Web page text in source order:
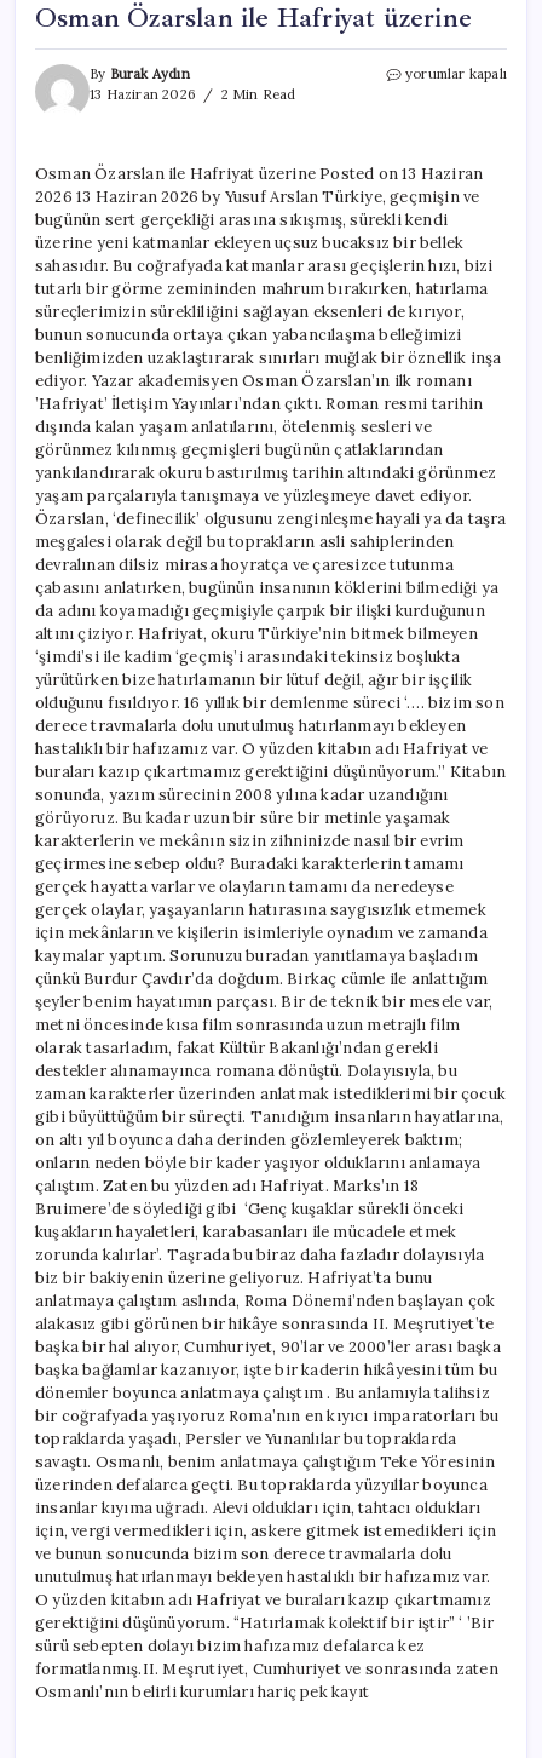
Osman Özarslan ile Hafriyat üzerine
By Burak Aydın
13 Haziran 2026
2 Min Read
Osman
için
yorumlar kapalı
Osman Özarslan ile Hafriyat üzerine Posted on 13 Haziran
2026 13 Haziran 2026 by Yusuf Arslan Türkiye, geçmişin ve
bugünün sert gerçekliği arasına sıkışmış, sürekli kendi
üzerine yeni katmanlar ekleyen uçsuz bucaksız bir bellek
sahasıdır. Bu coğrafyada katmanlar arası geçişlerin hızı, bizi
tutarlı bir görme zemininden mahrum bırakırken, hatırlama
süreçlerimizin sürekliliğini sağlayan eksenleri de kırıyor,
bunun sonucunda ortaya çıkan yabancılaşma belleğimizi
benliğimizden uzaklaştırarak sınırları muğlak bir öznellik inşa
ediyor. Yazar akademisyen Osman Özarslan’ın ilk romanı
’Hafriyat’ İletişim Yayınları’ndan çıktı. Roman resmi tarihin
dışında kalan yaşam anlatılarını, ötelenmiş sesleri ve
görünmez kılınmış geçmişleri bugünün çatlaklarından
yankılandırarak okuru bastırılmış tarihin altındaki görünmez
yaşam parçalarıyla tanışmaya ve yüzleşmeye davet ediyor.
Özarslan, ‘definecilik’ olgusunu zenginleşme hayali ya da taşra
meşgalesi olarak değil bu toprakların asli sahiplerinden
devralınan dilsiz mirasa hoyratça ve çaresizce tutunma
çabasını anlatırken, bugünün insanının köklerini bilmediği ya
da adını koyamadığı geçmişiyle çarpık bir ilişki kurduğunun
altını çiziyor. Hafriyat, okuru Türkiye’nin bitmek bilmeyen
‘şimdi’si ile kadim ‘geçmiş’i arasındaki tekinsiz boşlukta
yürütürken bize hatırlamanın bir lütuf değil, ağır bir işçilik
olduğunu fısıldıyor. 16 yıllık bir demlenme süreci ‘…. bizim son
derece travmalarla dolu unutulmuş hatırlanmayı bekleyen
hastalıklı bir hafızamız var. O yüzden kitabın adı Hafriyat ve
buraları kazıp çıkartmamız gerektiğini düşünüyorum.’’ Kitabın
sonunda, yazım sürecinin 2008 yılına kadar uzandığını
görüyoruz. Bu kadar uzun bir süre bir metinle yaşamak
karakterlerin ve mekânın sizin zihninizde nasıl bir evrim
geçirmesine sebep oldu? Buradaki karakterlerin tamamı
gerçek hayatta varlar ve olayların tamamı da neredeyse
gerçek olaylar, yaşayanların hatırasına saygısızlık etmemek
için mekânların ve kişilerin isimleriyle oynadım ve zamanda
kaymalar yaptım. Sorunuzu buradan yanıtlamaya başladım
çünkü Burdur Çavdır’da doğdum. Birkaç cümle ile anlattığım
şeyler benim hayatımın parçası. Bir de teknik bir mesele var,
metni öncesinde kısa film sonrasında uzun metrajlı film
olarak tasarladım, fakat Kültür Bakanlığı’ndan gerekli
destekler alınamayınca romana dönüştü. Dolayısıyla, bu
zaman karakterler üzerinden anlatmak istediklerimi bir çocuk
gibi büyüttüğüm bir süreçti. Tanıdığım insanların hayatlarına,
on altı yıl boyunca daha derinden gözlemleyerek baktım;
onların neden böyle bir kader yaşıyor olduklarını anlamaya
çalıştım. Zaten bu yüzden adı Hafriyat. Marks’ın 18
Bruimere’de söylediği gibi ‘Genç kuşaklar sürekli önceki
kuşakların hayaletleri, karabasanları ile mücadele etmek
zorunda kalırlar’. Taşrada bu biraz daha fazladır dolayısıyla
biz bir bakiyenin üzerine geliyoruz. Hafriyat’ta bunu
anlatmaya çalıştım aslında, Roma Dönemi’nden başlayan çok
alakasız gibi görünen bir hikâye sonrasında II. Meşrutiyet’te
başka bir hal alıyor, Cumhuriyet, 90’lar ve 2000’ler arası başka
başka bağlamlar kazanıyor, işte bir kaderin hikâyesini tüm bu
dönemler boyunca anlatmaya çalıştım . Bu anlamıyla talihsiz
bir coğrafyada yaşıyoruz Roma’nın en kıyıcı imparatorları bu
topraklarda yaşadı, Persler ve Yunanlılar bu topraklarda
savaştı. Osmanlı, benim anlatmaya çalıştığım Teke Yöresinin
üzerinden defalarca geçti. Bu topraklarda yüzyıllar boyunca
insanlar kıyıma uğradı. Alevi oldukları için, tahtacı oldukları
için, vergi vermedikleri için, askere gitmek istemedikleri için
ve bunun sonucunda bizim son derece travmalarla dolu
unutulmuş hatırlanmayı bekleyen hastalıklı bir hafızamız var.
O yüzden kitabın adı Hafriyat ve buraları kazıp çıkartmamız
gerektiğini düşünüyorum. “Hatırlamak kolektif bir iştir” ‘ ’Bir
sürü sebepten dolayı bizim hafızamız defalarca kez
formatlanmış.II. Meşrutiyet, Cumhuriyet ve sonrasında zaten
Osmanlı’nın belirli kurumları hariç pek kayıt